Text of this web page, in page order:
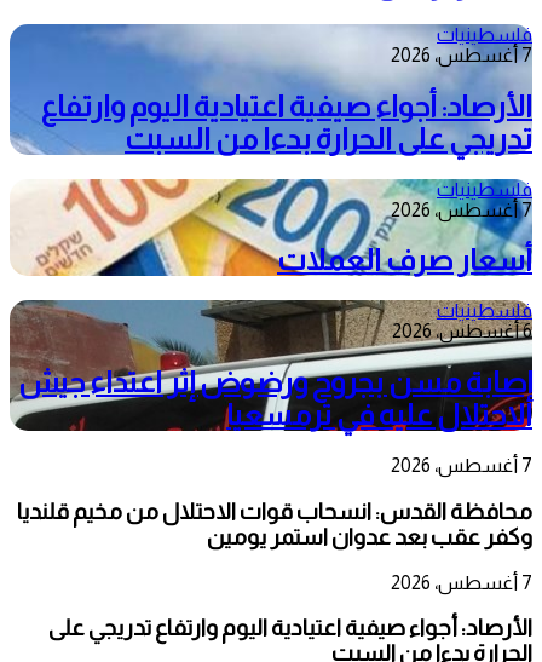
فلسطينيات
7 أغسطس، 2026
الأرصاد: أجواء صيفية اعتيادية اليوم وارتفاع
تدريجي على الحرارة بدءا من السبت
فلسطينيات
7 أغسطس، 2026
أسعار صرف العملات
فلسطينيات
6 أغسطس، 2026
إصابة مسن بجروح ورضوض إثر اعتداء جيش
الاحتلال عليه في ترمسعيا
7 أغسطس، 2026
محافظة القدس: انسحاب قوات الاحتلال من مخيم قلنديا
وكفر عقب بعد عدوان استمر يومين
7 أغسطس، 2026
الأرصاد: أجواء صيفية اعتيادية اليوم وارتفاع تدريجي على
الحرارة بدءا من السبت